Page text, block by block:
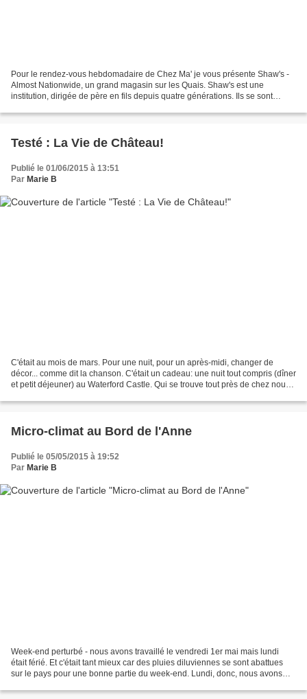
Pour le rendez-vous hebdomadaire de Chez Ma' je vous présente Shaw's -
Almost Nationwide, un grand magasin sur les Quais. Shaw's est une
institution, dirigée de père en fils depuis quatre générations. Ils se sont
Testé : La Vie de Château!
Publié le 01/06/2015 à 13:51
Par Marie B
C'était au mois de mars. Pour une nuit, pour un après-midi, changer de
décor... comme dit la chanson. C'était un cadeau: une nuit tout compris (dîner
et petit déjeuner) au Waterford Castle. Qui se trouve tout près de chez nous,
Micro-climat au Bord de l'Anne
Publié le 05/05/2015 à 19:52
Par Marie B
Week-end perturbé - nous avons travaillé le vendredi 1er mai mais lundi
était férié. Et c'était tant mieux car des pluies diluviennes se sont abattues
sur le pays pour une bonne partie du week-end. Lundi, donc, nous avons